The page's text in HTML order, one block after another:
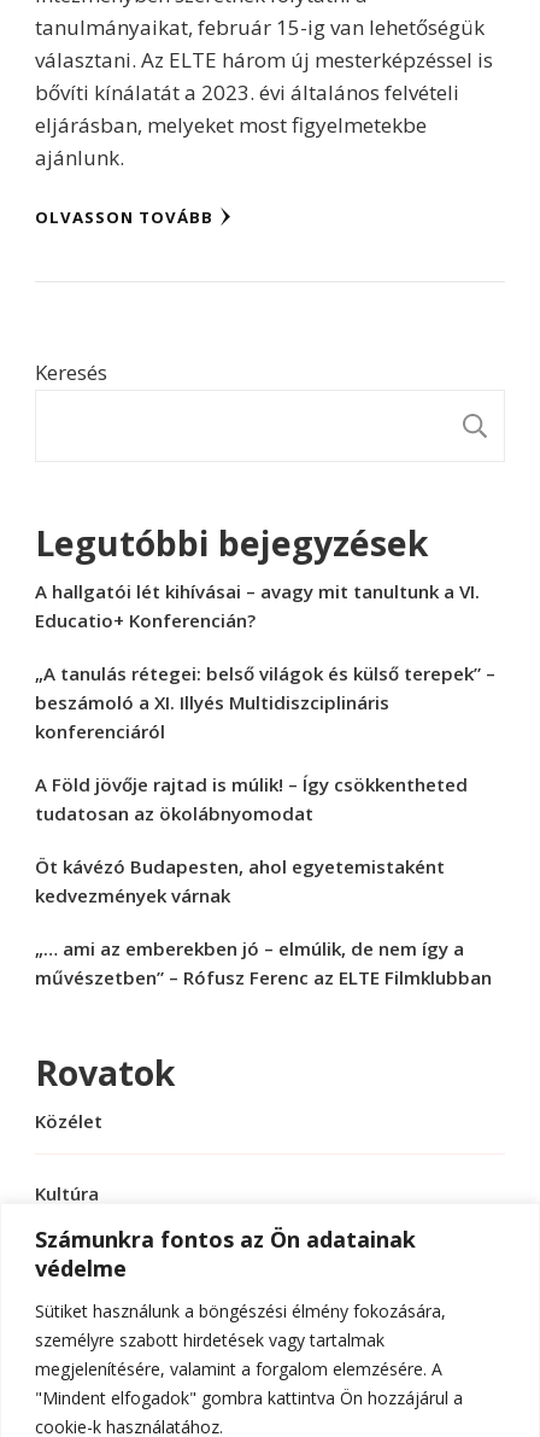
Számunkra fontos az Ön adatainak
védelme
Sütiket használunk a böngészési élmény fokozására,
személyre szabott hirdetések vagy tartalmak
megjelenítésére, valamint a forgalom elemzésére. A
"Mindent elfogadok" gombra kattintva Ön hozzájárul a
cookie-k használatához.
tanulmányaikat, február 15-ig van lehetőségük
választani. Az ELTE három új mesterképzéssel is
bővíti kínálatát a 2023. évi általános felvételi
eljárásban, melyeket most figyelmetekbe
ajánlunk.
OLVASSON TOVÁBB
Keresés
Legutóbbi bejegyzések
A hallgatói lét kihívásai – avagy mit tanultunk a VI.
Educatio+ Konferencián?
„A tanulás rétegei: belső világok és külső terepek” –
beszámoló a XI. Illyés Multidiszciplináris
konferenciáról
A Föld jövője rajtad is múlik! – Így csökkentheted
tudatosan az ökolábnyomodat
Öt kávézó Budapesten, ahol egyetemistaként
kedvezmények várnak
„… ami az emberekben jó – elmúlik, de nem így a
művészetben” – Rófusz Ferenc az ELTE Filmklubban
Rovatok
Közélet
Kultúra
Sport
Tudomány